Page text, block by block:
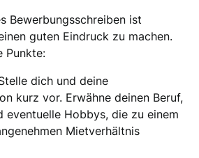
Bewerbungsschreiben ist
guten Eindruck zu machen.
Punkte:
dich und deine
kurz vor. Erwähne deinen Beruf,
eventuelle Hobbys, die zu einem
Mietverhältnis